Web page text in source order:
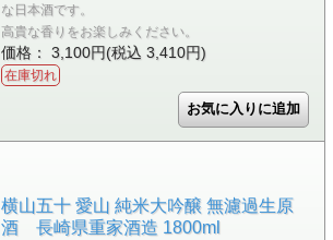
な日本酒です。
高貴な香りをお楽しみください。
価格： 3,100円(税込 3,410円)
在庫切れ
横山五十 愛山 純米大吟醸 無濾過生原
酒 長崎県重家酒造 1800ml